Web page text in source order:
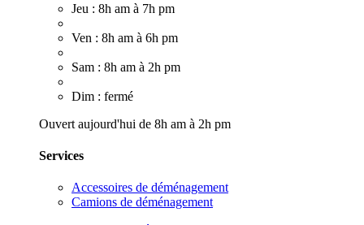
Jeu : 8h am à 7h pm
Ven : 8h am à 6h pm
Sam : 8h am à 2h pm
Dim : fermé
Ouvert aujourd'hui de 8h am à 2h pm
Services
Accessoires de déménagement
Camions de déménagement